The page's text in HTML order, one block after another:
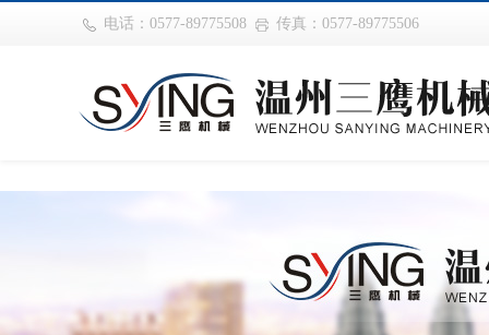
电话：0577-89775508 传真：0577-89775506